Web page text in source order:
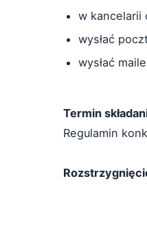
w kancelarii
wysłać
wysłać
Termin
Regulamin